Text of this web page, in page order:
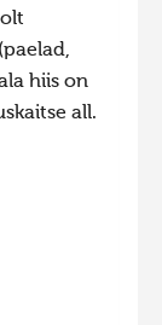
hiis on
all.